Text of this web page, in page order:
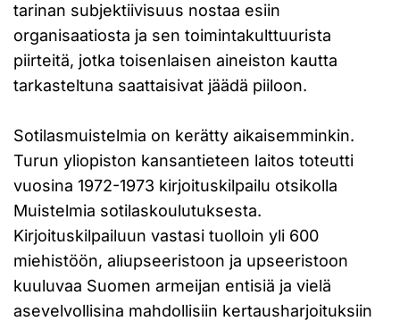
tarinan subjektiivisuus nostaa esiin
organisaatiosta ja sen toimintakulttuurista
piirteitä, jotka toisenlaisen aineiston kautta
tarkasteltuna saattaisivat jäädä piiloon.
Sotilasmuistelmia on kerätty aikaisemminkin.
Turun yliopiston kansantieteen laitos toteutti
vuosina 1972-1973 kirjoituskilpailu otsikolla
Muistelmia sotilaskoulutuksesta.
Kirjoituskilpailuun vastasi tuolloin yli 600
miehistöön, aliupseeristoon ja upseeristoon
kuuluvaa Suomen armeijan entisiä ja vielä
asevelvollisina mahdollisiin kertausharjoituksiin